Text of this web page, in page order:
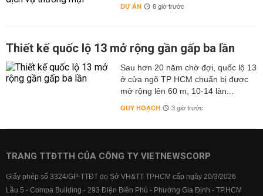
DỰ ÁN 8 giờ trước
Thiết kế quốc lộ 13 mở rộng gần gấp ba lần
Sau hơn 20 năm chờ đợi, quốc lộ 13
ở cửa ngõ TP HCM chuẩn bị được
mở rộng lên 60 m, 10-14 làn...
QUY HOẠCH 3 giờ trước
TRANG TTĐTTH CỦA CÔNG TY VIETNEWSCORP
Giấy phép số 3324/GP-TTĐT do Sở VH&TT TPHCM cấp ngày 20/3/2026
Lầu 5 - Compa Building - 293 Điện Biên Phủ - Phường Gia Định - TP.HCM